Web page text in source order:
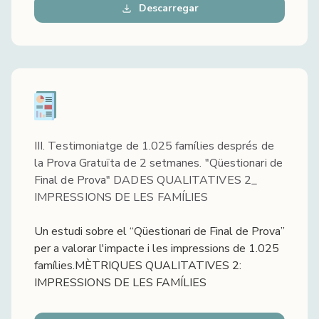
Descarregar
III. Testimoniatge de 1.025 famílies després de
la Prova Gratuïta de 2 setmanes. "Qüestionari de
Final de Prova" DADES QUALITATIVES 2_
IMPRESSIONS DE LES FAMÍLIES
Un estudi sobre el “Qüestionari de Final de Prova”
per a valorar l'impacte i les impressions de 1.025
famílies.MÈTRIQUES QUALITATIVES 2:
IMPRESSIONS DE LES FAMÍLIES